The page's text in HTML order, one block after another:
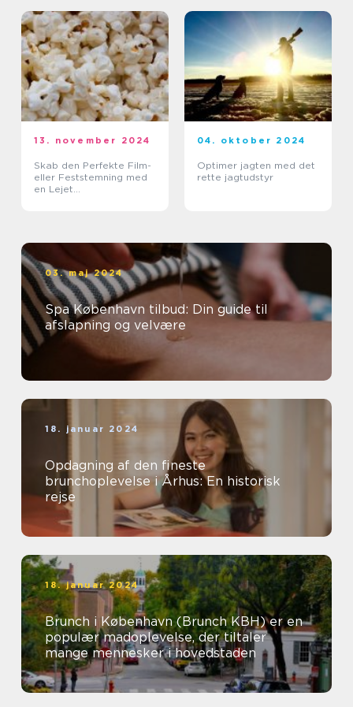
13. november 2024
Skab den Perfekte Film-
eller Feststemning med
en Lejet
04. oktober 2024
Optimer jagten med det
rette jagtudstyr
03. maj 2024
Spa København tilbud: Din guide til
afslapning og velvære
18. januar 2024
Opdagning af den fineste
brunchoplevelse i Århus: En historisk
rejse
18. januar 2024
Brunch i København (Brunch KBH) er en
populær madoplevelse, der tiltaler
mange mennesker i hovedstaden